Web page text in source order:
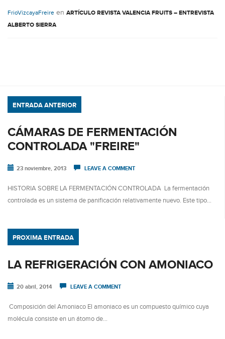
FrioVizcayaFreire en ARTÍCULO REVISTA VALENCIA FRUITS – ENTREVISTA
ALBERTO SIERRA
ENTRADA ANTERIOR
CÁMARAS DE FERMENTACIÓN
CONTROLADA "FREIRE"
23 noviembre, 2013 LEAVE A COMMENT
HISTORIA SOBRE LA FERMENTACIÓN CONTROLADA La fermentación
controlada es un sistema de panificación relativamente nuevo. Este tipo…
PROXIMA ENTRADA
LA REFRIGERACIÓN CON AMONIACO
20 abril, 2014 LEAVE A COMMENT
Composición del Amoniaco El amoniaco es un compuesto químico cuya
molécula consiste en un átomo de…